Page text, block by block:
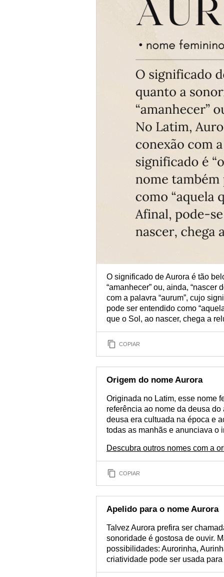
O significado de Aurora é tão
“amanhecer” ou, ainda, “nascer
com a palavra “aurum”, cujo
pode ser entendido como
que o Sol, ao nascer, chega a
COPIAR
Origem do nome Aurora
Originada no Latim, esse nome
referência ao nome da deusa
deusa era cultuada na época e
todas as manhãs e anunciava o
Descubra outros nomes com a
COPIAR
Apelido para o nome Aurora
Talvez Aurora prefira ser
sonoridade é gostosa de ouvir.
possibilidades: Aurorinha,
criatividade pode ser usada